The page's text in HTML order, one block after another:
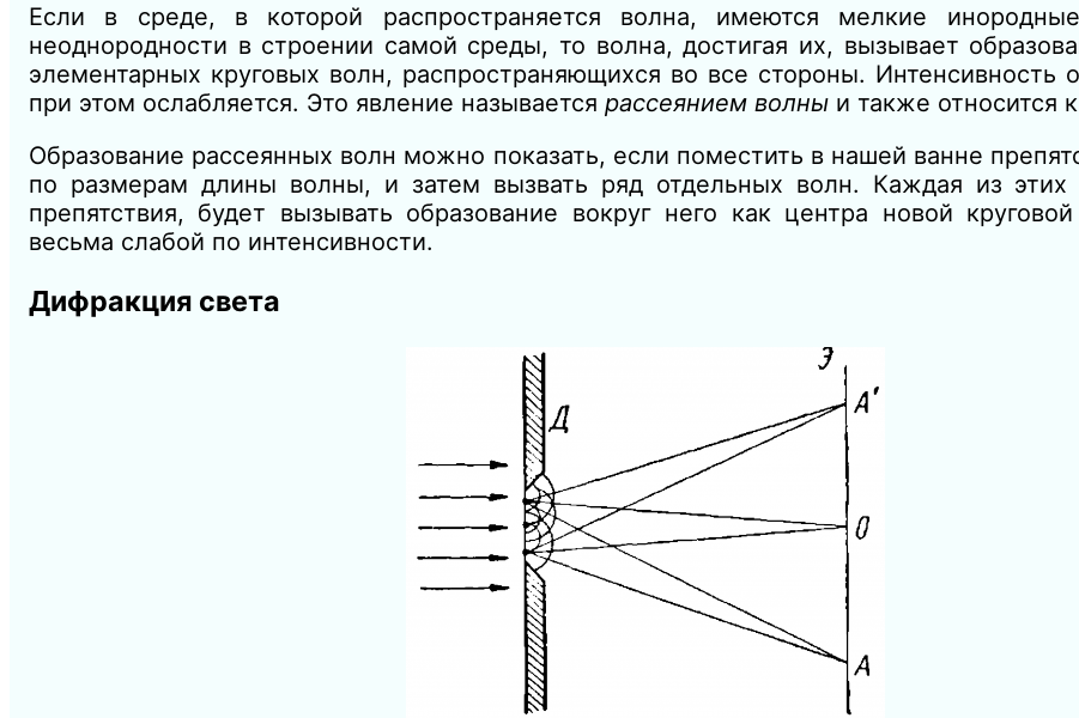
Если в среде, в которой распространяется волна, имеются мелкие
неоднородности в строении самой среды, то волна, достигая их, вызывает
элементарных круговых волн, распространяющихся во все стороны. Интенсивность
при этом ослабляется. Это явление называется рассеянием волны и также относится
Образование рассеянных волн можно показать, если поместить в нашей ванне
по размерам длины волны, и затем вызвать ряд отдельных волн. Каждая из этих
препятствия, будет вызывать образование вокруг него как центра новой
весьма слабой по интенсивности.
Дифракция света